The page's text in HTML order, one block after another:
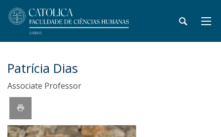
Patrícia Dias
Associate Professor